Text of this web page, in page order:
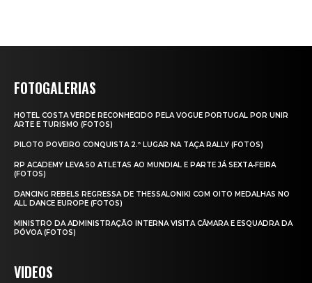
FOTOGALERIAS
HOTEL COSTA VERDE RECONHECIDO PELA VOGUE PORTUGAL POR UNIR
ARTE E TURISMO (FOTOS)
PILOTO POVEIRO CONQUISTA 2.º LUGAR NA TAÇA RALLY (FOTOS)
RP ACADEMY LEVA 50 ATLETAS AO MUNDIAL E PARTE JÁ SEXTA‑FEIRA
(FOTOS)
DANCING REBELS REGRESSA DE THESSALONIKI COM OITO MEDALHAS NO
ALL DANCE EUROPE (FOTOS)
MINISTRO DA ADMINISTRAÇÃO INTERNA VISITA CÂMARA E ESQUADRA DA
PÓVOA (FOTOS)
VIDEOS